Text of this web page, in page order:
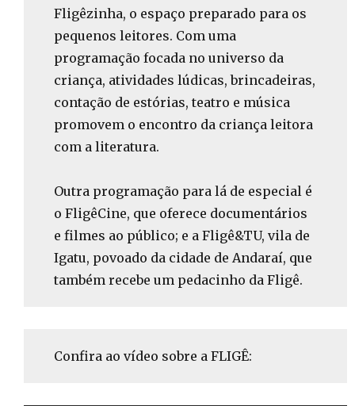
Fligêzinha, o espaço preparado para os
pequenos leitores. Com uma
programação focada no universo da
criança, atividades lúdicas, brincadeiras,
contação de estórias, teatro e música
promovem o encontro da criança leitora
com a literatura.
Outra programação para lá de especial é
o FligêCine, que oferece documentários
e filmes ao público; e a Fligê&TU, vila de
Igatu, povoado da cidade de Andaraí, que
também recebe um pedacinho da Fligê.
Confira ao vídeo sobre a FLIGÊ: